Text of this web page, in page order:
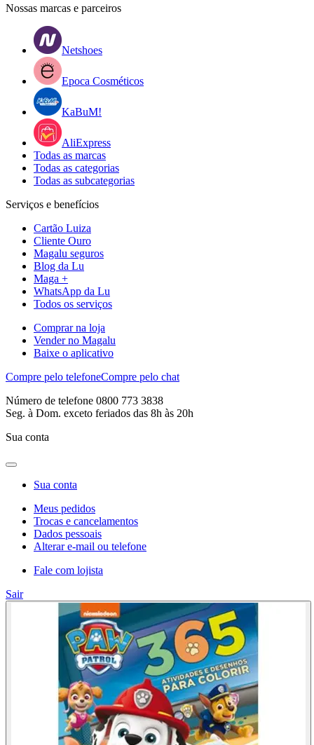
Nossas marcas e parceiros
Netshoes
Epoca Cosméticos
KaBuM!
AliExpress
Todas as marcas
Todas as categorias
Todas as subcategorias
Serviços e benefícios
Cartão Luiza
Cliente Ouro
Magalu seguros
Blog da Lu
Maga +
WhatsApp da Lu
Todos os serviços
Comprar na loja
Vender no Magalu
Baixe o aplicativo
Compre pelo telefoneCompre pelo chat
Número de telefone 0800 773 3838
Seg. à Dom. exceto feriados das 8h às 20h
Sua conta
Sua conta
Meus pedidos
Trocas e cancelamentos
Dados pessoais
Alterar e-mail ou telefone
Fale com lojista
Sair